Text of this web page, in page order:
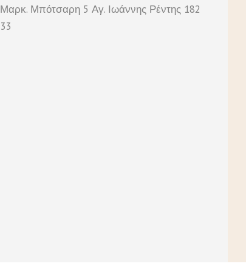
Μαρκ. Μπότσαρη 5 Αγ. Ιωάννης Ρέντης 182
33